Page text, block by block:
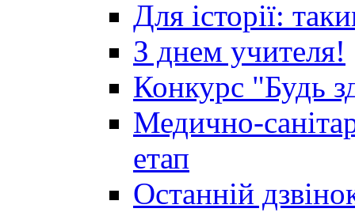
Для історії:
З днем учителя!
Конкурс "Будь
Медично-
етап
Останній